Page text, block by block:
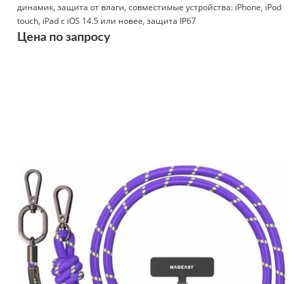
динамик, защита от влаги, совместимые устройства: iPhone, iPod
touch, iPad с iOS 14.5 или новее, защита IP67
Цена по запросу